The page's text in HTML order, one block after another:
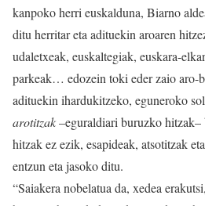
kanpoko herri euskalduna, Biarno
ditu herritar eta adituekin aroaren
udaletxeak, euskaltegiak, euskara-
parkeak… edozein toki eder zaio aro-
adituekin ihardukitzeko, eguneroko
arotitzak–eguraldiari buruzko hitzak–
hitzak ez ezik, esapideak, atsotitzak
entzun eta jasoko ditu.
“Saiakera nobelatua da, xedea